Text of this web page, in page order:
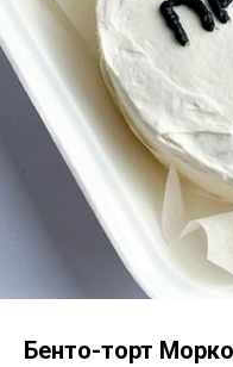
Бенто-торт